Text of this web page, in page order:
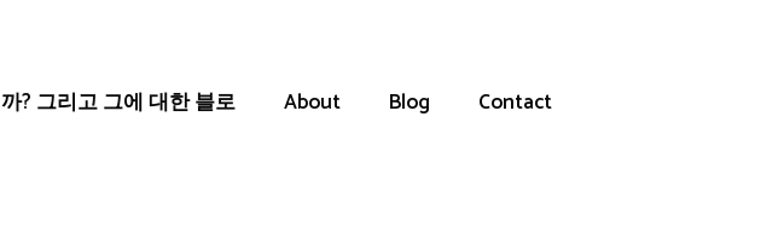
? 그리고 그에 대한 블로 About Blog Contact